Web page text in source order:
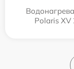
Polaris XV